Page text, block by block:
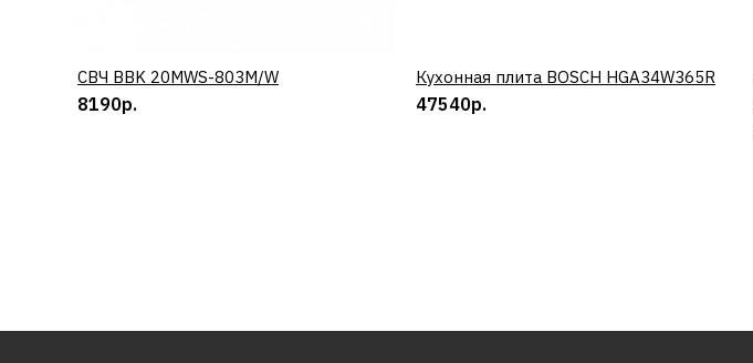
КУПИТЬ
СВЧ BBK 20MWS-803M/W
8190р.
КУПИТЬ
Кухонная плита BOSCH HGA34W365R
47540р.